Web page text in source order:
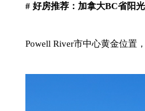
# 好房推荐： 加拿大BC省阳
Powell River市中心黄金位置 ，